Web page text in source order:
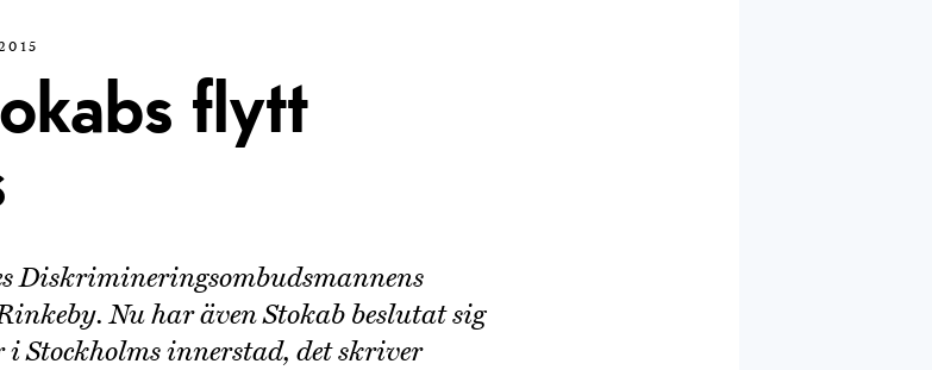
flytt
Diskrimineringsombudsmannens
Nu har även Stokab beslutat sig
Stockholms innerstad, det skriver